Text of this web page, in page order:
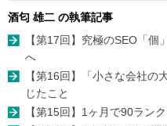
酒匂 雄二 の執筆記事
【第17回】究極のSEO「
へ
【第16回】「小さな会社の
じたこと
【第15回】1ヶ月で90ラン